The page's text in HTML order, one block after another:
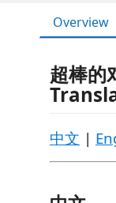
Overview
超棒
中文 |